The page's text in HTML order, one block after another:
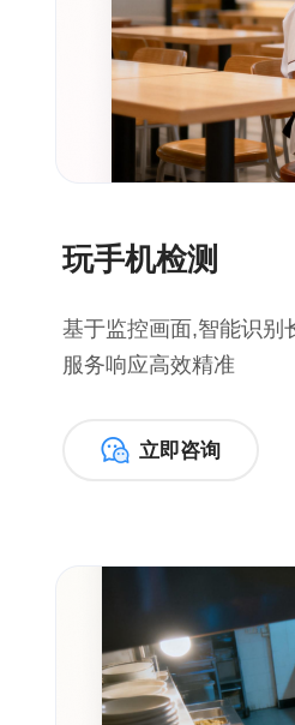
玩手机检测
基于监控画面,智能识别
服务响应高效精准
立即咨询